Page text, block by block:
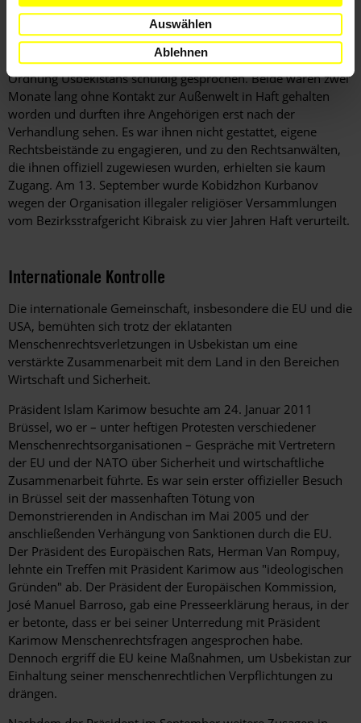
Auswählen
Ablehnen
bzw. vier Jahre herabgesetzt. Die Männer wurden wegen
Mitgliedschaft in der Organisation Jihadchilar, der Verbreitung
von Materialien, die die öffentliche Ordnung bedrohen, sowie
wegen Plänen zum Umsturz der verfassungsmäßigen
Ordnung Usbekistans schuldig gesprochen. Beide waren zwei
Monate lang ohne Kontakt zur Außenwelt in Haft gehalten
worden und durften ihre Angehörigen erst nach der
Verhandlung sehen. Es war ihnen nicht gestattet, eigene
Rechtsbeistände zu engagieren, und zu den Rechtsanwälten,
die ihnen offiziell zugewiesen wurden, erhielten sie kaum
Zugang. Am 13. September wurde Kobidzhon Kurbanov
wegen der Organisation illegaler religiöser Versammlungen
vom Bezirksstrafgericht Kibraisk zu vier Jahren Haft verurteilt.
Internationale Kontrolle
Die internationale Gemeinschaft, insbesondere die EU und die
USA, bemühten sich trotz der eklatanten
Menschenrechtsverletzungen in Usbekistan um eine
verstärkte Zusammenarbeit mit dem Land in den Bereichen
Wirtschaft und Sicherheit.
Präsident Islam Karimow besuchte am 24. Januar 2011
Brüssel, wo er – unter heftigen Protesten verschiedener
Menschenrechtsorganisationen – Gespräche mit Vertretern
der EU und der NATO über Sicherheit und wirtschaftliche
Zusammenarbeit führte. Es war sein erster offizieller Besuch
in Brüssel seit der massenhaften Tötung von
Demonstrierenden in Andischan im Mai 2005 und der
anschließenden Verhängung von Sanktionen durch die EU.
Der Präsident des Europäischen Rats, Herman Van Rompuy,
lehnte ein Treffen mit Präsident Karimow aus "ideologischen
Gründen" ab. Der Präsident der Europäischen Kommission,
José Manuel Barroso, gab eine Presseerklärung heraus, in der
er betonte, dass er bei seiner Unterredung mit Präsident
Karimow Menschenrechtsfragen angesprochen habe.
Dennoch ergriff die EU keine Maßnahmen, um Usbekistan zur
Einhaltung seiner menschenrechtlichen Verpflichtungen zu
drängen.